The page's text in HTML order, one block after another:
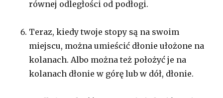
równej odległości od podłogi.
Teraz, kiedy twoje stopy są na swoim
miejscu, można umieścić dłonie ułożone na
kolanach. Albo można też położyć je na
kolanach dłonie w górę lub w dół, dłonie.